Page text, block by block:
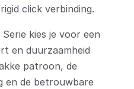
click verbinding.
kies je voor een
en duurzaamheid
patroon, de
en de betrouwbare